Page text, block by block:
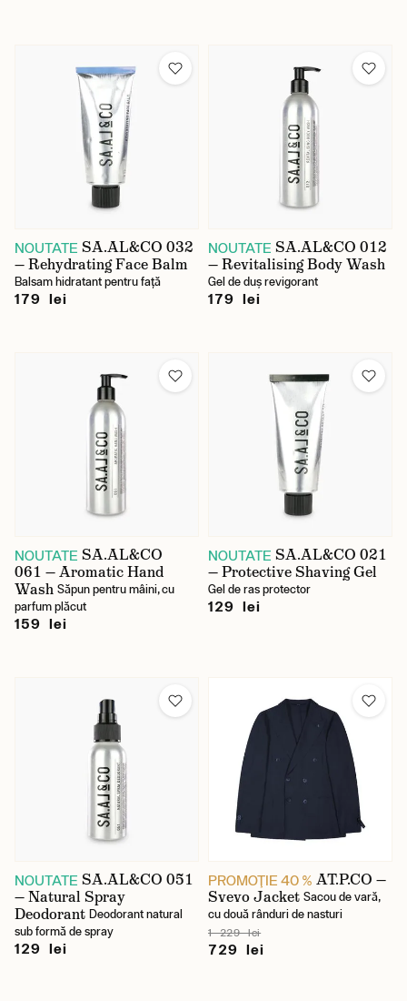
NOUTATE SA.AL&CO 032
— Rehydrating Face Balm
Balsam hidratant pentru față
179 lei
NOUTATE SA.AL&CO 012
— Revitalising Body Wash
Gel de duș revigorant
179 lei
NOUTATE SA.AL&CO
061 — Aromatic Hand
Wash Săpun pentru mâini, cu
parfum plăcut
159 lei
NOUTATE SA.AL&CO 021
— Protective Shaving Gel
Gel de ras protector
129 lei
NOUTATE SA.AL&CO 051
— Natural Spray
Deodorant Deodorant natural
sub formă de spray
129 lei
PROMOŢIE 40 % AT.P.CO —
Svevo Jacket Sacou de vară,
cu două rânduri de nasturi
1 229 lei
729 lei